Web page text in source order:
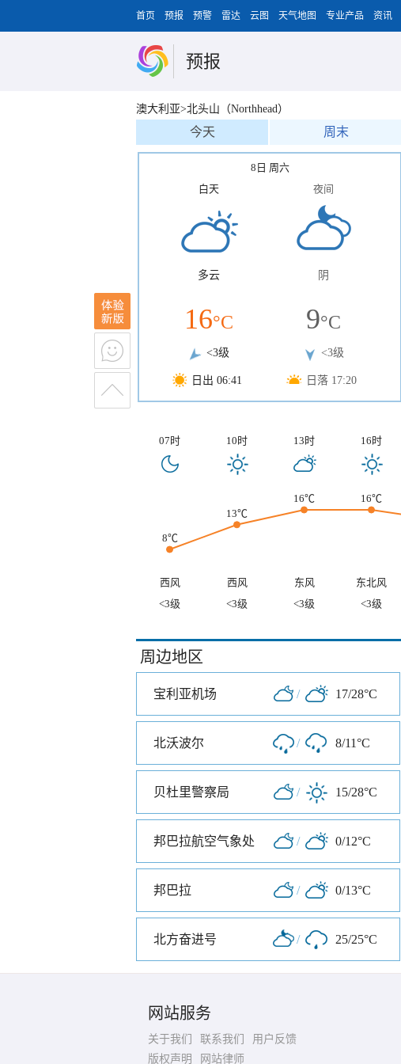
首页 预报 预警 雷达 云图 天气地图 专业产品 资讯
预报
澳大利亚>北头山（Northhead）
今天 周末
8日 周六
白天
多云
16°C
<3级
日出 06:41
夜间
阴
9°C
<3级
日落 17:20
07时 10时 13时 16时
8℃
13℃
16℃
16℃
西风 西风 东风 东北风
<3级
<3级 <3级 <3级
周边地区
宝利亚机场 / 17/28°C
北沃波尔 / 8/11°C
贝杜里警察局 / 15/28°C
邦巴拉航空气象处 / 0/12°C
邦巴拉 / 0/13°C
北方奋进号 / 25/25°C
网站服务
关于我们 联系我们
用户反馈
版权声明
网站律师